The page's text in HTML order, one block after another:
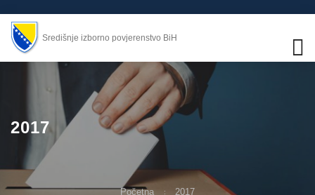
Središnje izborno povjerenstvo BiH
2017
Početna 2017